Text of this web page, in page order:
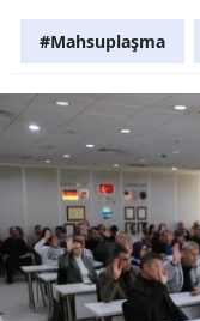
#Mahsuplaşma